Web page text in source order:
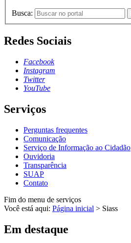
Busca:
Redes Sociais
Facebook
Instagram
Twitter
YouTube
Serviços
Perguntas frequentes
Comunicação
Serviço de Informação ao Cidadão
Ouvidoria
Transparência
SUAP
Contato
Fim do menu de serviços
Você está aqui: Página inicial > Siass
Em destaque